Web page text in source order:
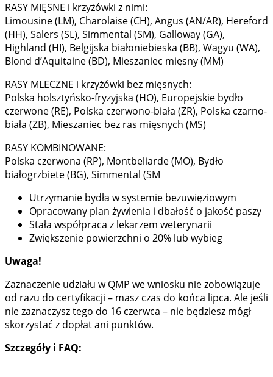
RASY MIĘSNE i krzyżówki z nimi:
Limousine (LM), Charolaise (CH), Angus (AN/AR), Hereford
(HH), Salers (SL), Simmental (SM), Galloway (GA),
Highland (HI), Belgijska białoniebieska (BB), Wagyu (WA),
Blond d’Aquitaine (BD), Mieszaniec mięsny (MM)
RASY MLECZNE i krzyżówki bez mięsnych:
Polska holsztyńsko-fryzyjska (HO), Europejskie bydło
czerwone (RE), Polska czerwono-biała (ZR), Polska czarno-
biała (ZB), Mieszaniec bez ras mięsnych (MS)
RASY KOMBINOWANE:
Polska czerwona (RP), Montbeliarde (MO), Bydło
białogrzbiete (BG), Simmental (SM
Utrzymanie bydła w systemie bezuwięziowym
Opracowany plan żywienia i dbałość o jakość paszy
Stała współpraca z lekarzem weterynarii
Zwiększenie powierzchni o 20% lub wybieg
Uwaga!
Zaznaczenie udziału w QMP we wniosku nie zobowiązuje
od razu do certyfikacji – masz czas do końca lipca. Ale jeśli
nie zaznaczysz tego do 16 czerwca – nie będziesz mógł
skorzystać z dopłat ani punktów.
Szczegóły i FAQ: